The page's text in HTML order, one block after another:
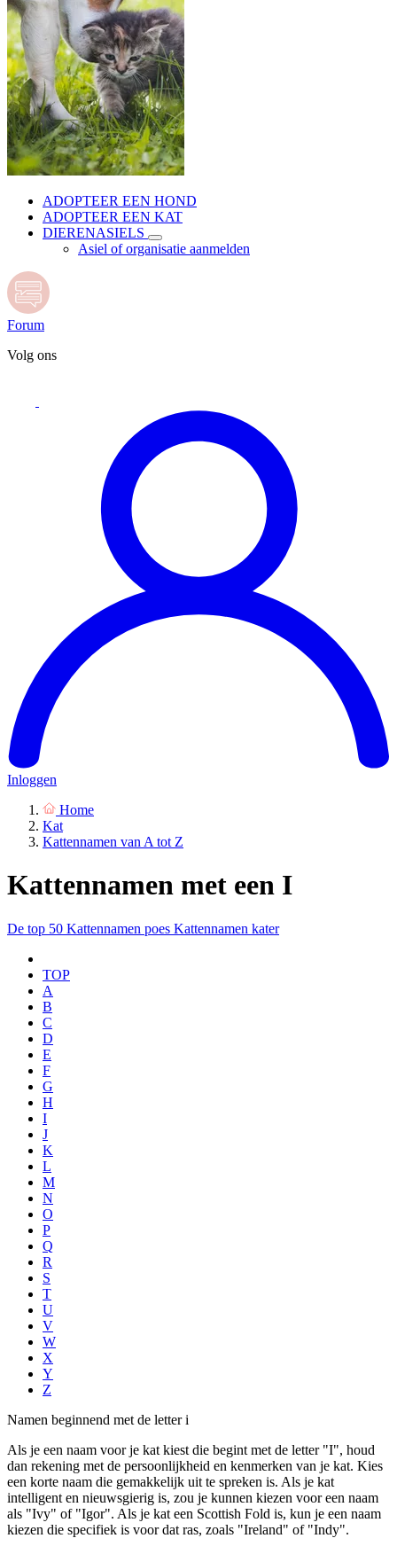
ADOPTEER EEN HOND
ADOPTEER EEN KAT
DIERENASIELS
Asiel of organisatie aanmelden
Forum
Volg ons
Inloggen
Home
Kat
Kattennamen van A tot Z
Kattennamen met een I
De top 50 Kattennamen poes Kattennamen kater
TOP
A
B
C
D
E
F
G
H
I
J
K
L
M
N
O
P
Q
R
S
T
U
V
W
X
Y
Z
Namen beginnend met de letter i
Als je een naam voor je kat kiest die begint met de letter "I", houd
dan rekening met de persoonlijkheid en kenmerken van je kat. Kies
een korte naam die gemakkelijk uit te spreken is. Als je kat
intelligent en nieuwsgierig is, zou je kunnen kiezen voor een naam
als "Ivy" of "Igor". Als je kat een Scottish Fold is, kun je een naam
kiezen die specifiek is voor dat ras, zoals "Ireland" of "Indy".